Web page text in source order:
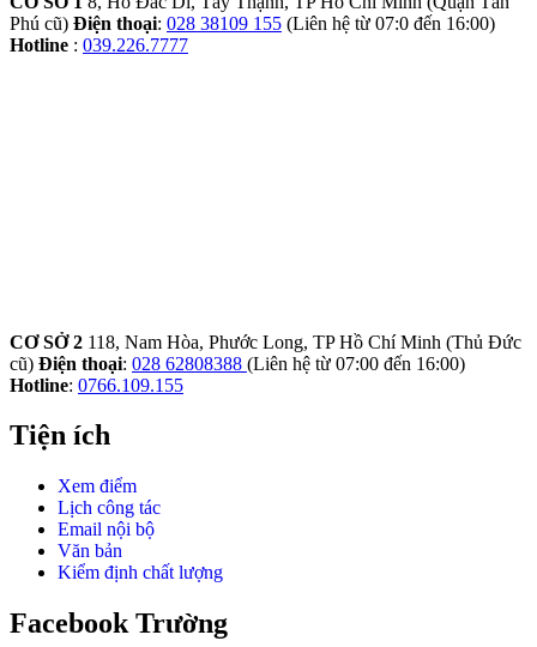
Phú cũ) Điện thoại: 028 38109 155 (Liên hệ từ 07:0 đến 16:00)
Hotline : 039.226.7777
CƠ SỞ 2 118, Nam Hòa, Phước Long, TP Hồ Chí Minh (Thủ Đức
cũ) Điện thoại: 028 62808388 (Liên hệ từ 07:00 đến 16:00)
Hotline: 0766.109.155
Tiện ích
Xem điểm
Lịch công tác
Email nội bộ
Văn bản
Kiểm định chất lượng
Facebook Trường